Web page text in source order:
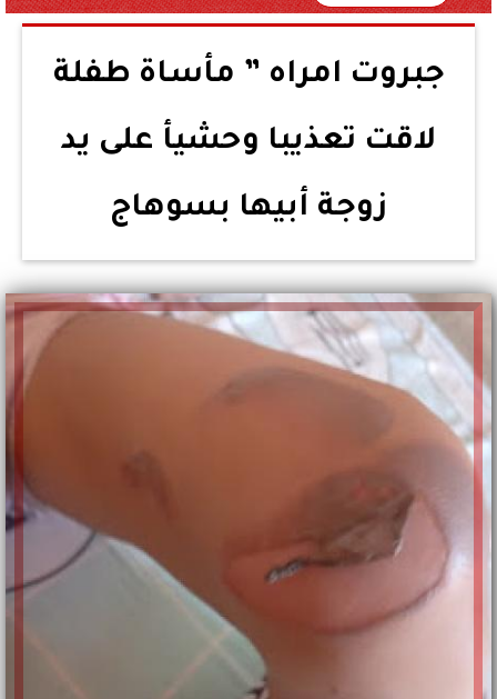
جبروت امراه ” مأساة طفلة
لاقت تعذيبا وحشيأ على يد
زوجة أبيها بسوهاج